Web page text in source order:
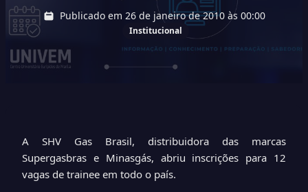
Publicado em 26 de janeiro de 2010 às 00:00
Institucional
A SHV Gas Brasil, distribuidora das marcas
Supergasbras e Minasgás, abriu inscrições para 12
vagas de trainee em todo o país.